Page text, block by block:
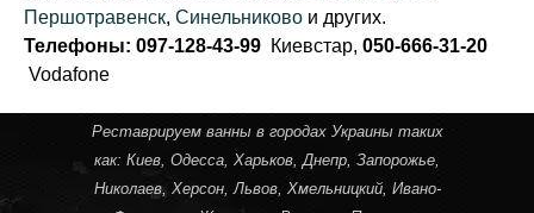
Першотравенск, Синельниково и других.
Телефоны: 097-128-43-99 Киевстар, 050-666-31-20
Vodafone
Реставрируем ванны в городах Украины таких
как: Киев, Одесса, Харьков,Днепр, Запорожье,
Николаев, Херсон,Львов, Хмельницкий, Ивано-